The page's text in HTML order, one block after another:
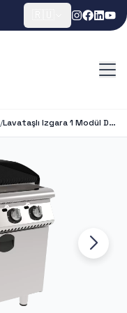
/ Lavataşlı Izgara 1 Modül Dolaplı